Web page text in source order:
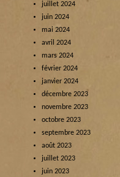
juillet 2024
juin 2024
mai 2024
avril 2024
mars 2024
février 2024
janvier 2024
décembre 2023
novembre 2023
octobre 2023
septembre 2023
août 2023
juillet 2023
juin 2023